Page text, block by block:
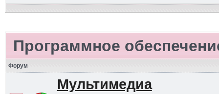
Программное
Форум
Мультимедиа